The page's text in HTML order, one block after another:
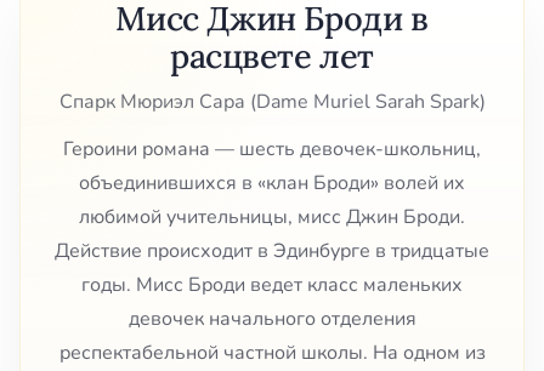
Мисс Джин Броди в
расцвете лет
Спарк Мюриэл Сара (Dame Muriel Sarah Spark)
Героини романа — шесть девочек-школьниц,
объединившихся в «клан Броди» волей их
любимой учительницы, мисс Джин Броди.
Действие происходит в Эдинбурге в тридцатые
годы. Мисс Броди ведет класс маленьких
девочек начального отделения
респектабельной частной школы. На одном из